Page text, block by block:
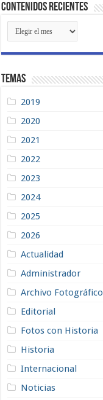
Contenidos Recientes
Contenidos
Recientes
Temas
2019
2020
2021
2022
2023
2024
2025
2026
Actualidad
Administrador
Archivo Fotográfico
Editorial
Fotos con Historia
Historia
Internacional
Noticias